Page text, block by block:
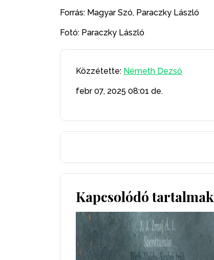
Forrás: Magyar Szó, Paraczky László
Fotó: Paraczky László
Közzétette: Németh Dezső
febr 07, 2025 08:01 de.
Kapcsolódó tartalmak